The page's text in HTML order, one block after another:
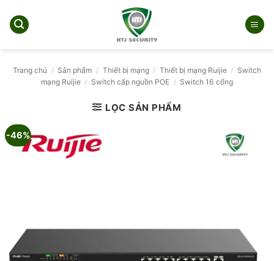
qua
Trang chủ / Sản phẩm / Thiết bị mạng / Thiết bị mạng Ruijie / Switch
mạng Ruijie / Switch cấp nguồn POE / Switch 16 cổng
LỌC SẢN PHẨM
-46%